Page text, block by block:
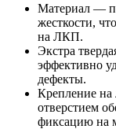
Материал —
жесткости,
на ЛКП.
Экстра
эффективно
дефекты.
Крепление на
отверстием
фиксацию на